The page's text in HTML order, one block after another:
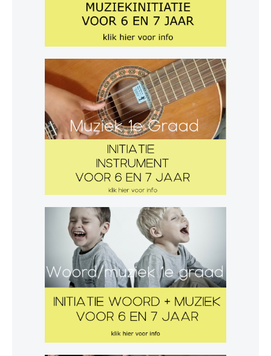
Uurroosters 25-26
Uurroosters 26-27
Contact
Projecten
Aanmelden
Afwezigheden
Home
Opleidingen